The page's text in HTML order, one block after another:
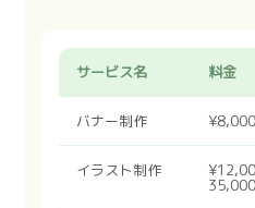
サービス名 料金
バナー制作
イラスト制作
35,000